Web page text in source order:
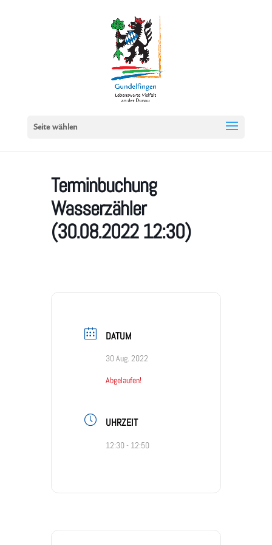
Seite wählen
Terminbuchung
Wasserzähler
(30.08.2022 12:30)
DATUM
30 Aug. 2022
Abgelaufen!
UHRZEIT
12:30 - 12:50